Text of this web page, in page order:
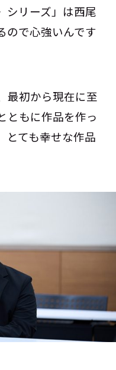
シリーズ」は西尾
ので心強いんです
最初から現在に至
ともに作品を作っ
とても幸せな作品